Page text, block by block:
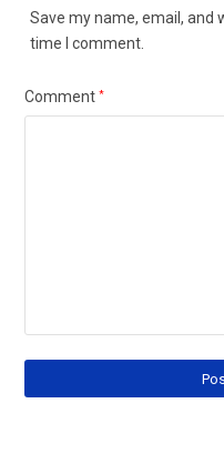
Save my name, email, and
time I comment.
Comment*